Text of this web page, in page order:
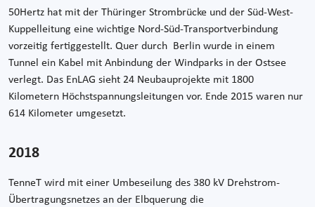
50Hertz hat mit der Thüringer Strombrücke und der Süd-West-
Kuppelleitung eine wichtige Nord-Süd-Transportverbindung
vorzeitig fertiggestellt. Quer durch Berlin wurde in einem
Tunnel ein Kabel mit Anbindung der Windparks in der Ostsee
verlegt. Das EnLAG sieht 24 Neubauprojekte mit 1800
Kilometern Höchstspannungsleitungen vor. Ende 2015 waren nur
614 Kilometer umgesetzt.
2018
TenneT wird mit einer Umbeseilung des 380 kV Drehstrom-
Übertragungsnetzes an der Elbquerung die